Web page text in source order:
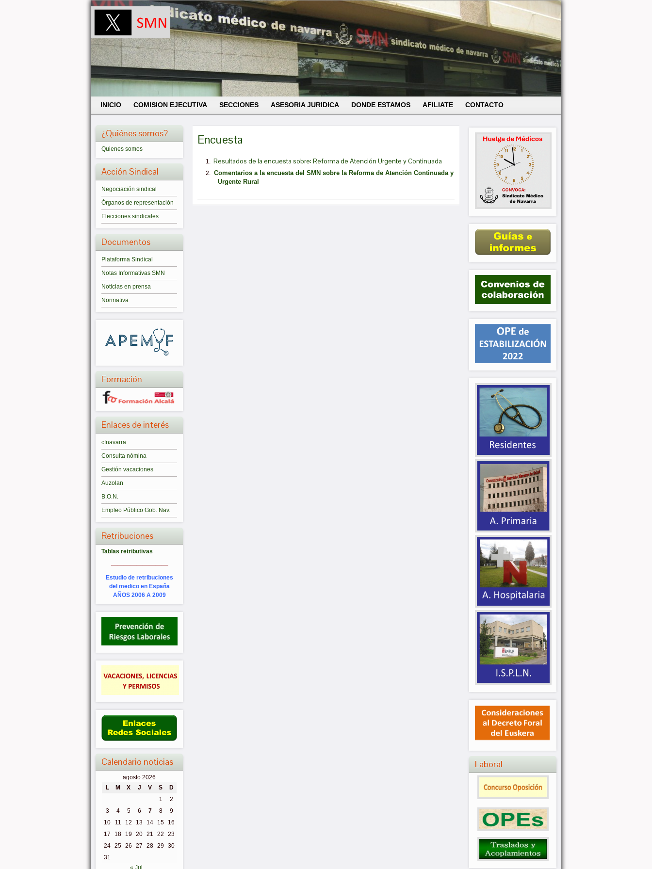
INICIO COMISION EJECUTIVA SECCIONES ASESORIA JURIDICA DONDE ESTAMOS AFILIATE CONTACTO
¿Quiénes somos?
Quienes somos
Acción Sindical
Negociación sindical
Órganos de representación
Elecciones sindicales
Documentos
Plataforma Sindical
Notas Informativas SMN
Noticias en prensa
Normativa
Formación
Enlaces de interés
cfnavarra
Consulta nómina
Gestión vacaciones
Auzolan
B.O.N.
Empleo Público Gob. Nav.
Retribuciones
Tablas retributivas
Estudio de retribuciones
del medico en España
AÑOS 2006 A 2009
Calendario noticias
agosto 2026
L
M X J V S
D
1
2
3
4 5 6 7 8
9
10
11 12 13 14 15
16
17
18 19 20 21 22
23
24 25 26 27 28 29 30
31
Encuesta
Resultados de la encuesta sobre: Reforma de Atención Urgente y Continuada
Comentarios a la encuesta del SMN sobre la Reforma de Atención Continuada y
Urgente Rural
Laboral